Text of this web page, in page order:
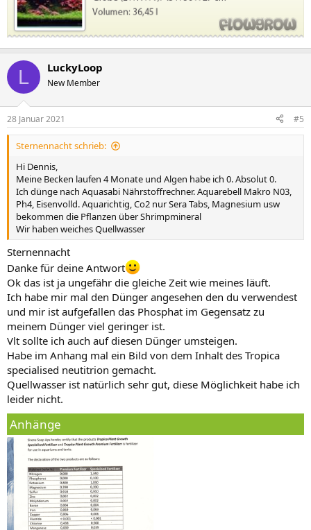
L LuckyLoop
New Member
28 Januar 2021 #5
Sternennacht schrieb:
Hi Dennis,
Meine Becken laufen 4 Monate und Algen habe ich 0. Absolut 0.
Ich dünge nach Aquasabi Nährstoffrechner. Aquarebell Makro N03,
Ph4, Eisenvolld. Aquarichtig, Co2 nur Sera Tabs, Magnesium usw
bekommen die Pflanzen über Shrimpmineral
Wir haben weiches Quellwasser
Sternennacht
Danke für deine Antwort
Ok das ist ja ungefähr die gleiche Zeit wie meines läuft.
Ich habe mir mal den Dünger angesehen den du verwendest
und mir ist aufgefallen das Phosphat im Gegensatz zu
meinem Dünger viel geringer ist.
Vlt sollte ich auch auf diesen Dünger umsteigen.
Habe im Anhang mal ein Bild von dem Inhalt des Tropica
specialised neutitrion gemacht.
Quellwasser ist natürlich sehr gut, diese Möglichkeit habe ich
leider nicht.
Anhänge